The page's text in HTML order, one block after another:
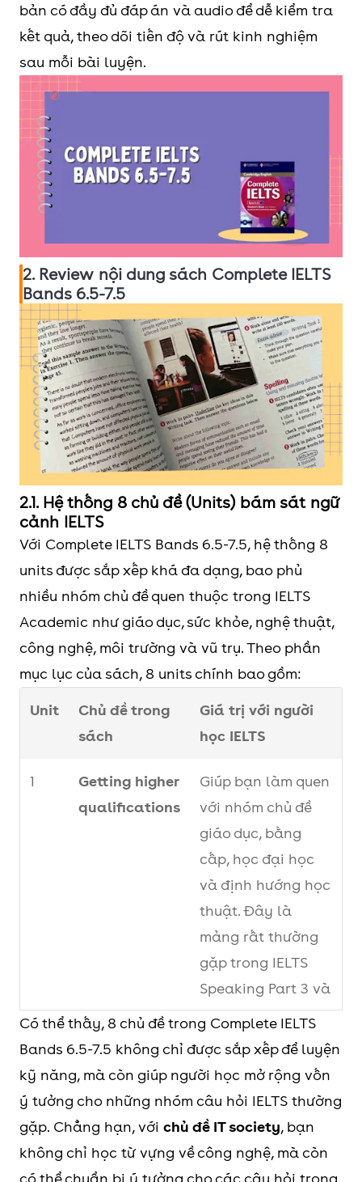
bản có đầy đủ đáp án và audio để dễ kiểm tra
kết quả, theo dõi tiến độ và rút kinh nghiệm
sau mỗi bài luyện.
2. Review nội dung sách Complete IELTS
Bands 6.5-7.5
2.1. Hệ thống 8 chủ đề (Units) bám sát ngữ
cảnh IELTS
Với Complete IELTS Bands 6.5-7.5, hệ thống 8
units được sắp xếp khá đa dạng, bao phủ
nhiều nhóm chủ đề quen thuộc trong IELTS
Academic như giáo dục, sức khỏe, nghệ thuật,
công nghệ, môi trường và vũ trụ. Theo phần
mục lục của sách, 8 units chính bao gồm:
Unit
Chủ đề trong
sách
Giá trị với người
học IELTS
1
Getting higher
qualifications
Giúp bạn làm quen
với nhóm chủ đề
giáo dục, bằng
cấp, học đại học
và định hướng học
thuật. Đây là
mảng rất thường
gặp trong IELTS
Speaking Part 3 và
Writing Task 2.
2
Colour my
world
Khai thác các khía
cạnh liên quan
đến màu sắc, cảm
nhận, thiết kế và
đời sống. Chủ đề
Có thể thấy, 8 chủ đề trong Complete IELTS
Bands 6.5-7.5 không chỉ được sắp xếp để luyện
kỹ năng, mà còn giúp người học mở rộng vốn
ý tưởng cho những nhóm câu hỏi IELTS thường
gặp. Chẳng hạn, với chủ đề IT society, bạn
không chỉ học từ vựng về công nghệ, mà còn
có thể chuẩn bị ý tưởng cho các câu hỏi trong